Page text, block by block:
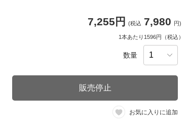
7,255円 (税込 7,980 円)
1本あたり1596円（税込）
数量
販売停止
お気に入りに追加